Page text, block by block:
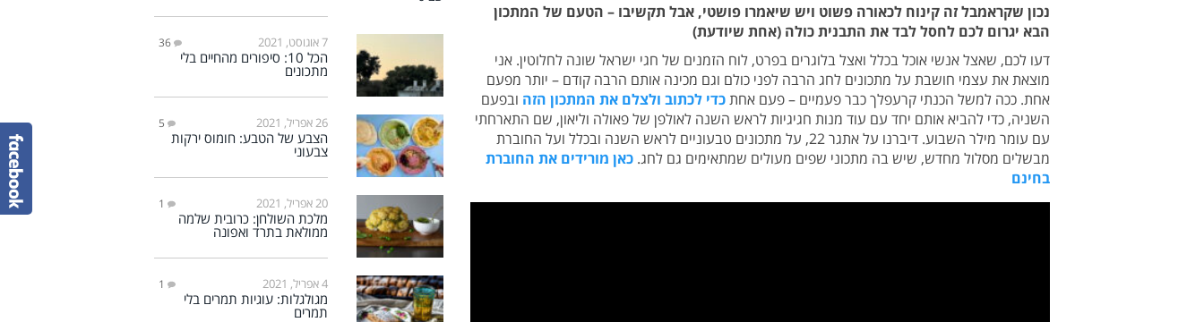
נכון שקראמבל זה קינוח לכאורה פשוט ויש שיאמרו פושטי, אבל תקשיבו – הטעם של המתכון
הבא יגרום לכם לחסל לבד את התבנית כולה (אחת שיודעת)
דעו לכם, שאצל אנשי אוכל בכלל ואצל בלוגרים בפרט, לוח הזמנים של חגי ישראל שונה לחלוטין. אני
מוצאת את עצמי חושבת על מתכונים לחג הרבה לפני כולם וגם מכינה אותם הרבה קודם – יותר מפעם
אחת. ככה למשל הכנתי קרעפלך כבר פעמיים – פעם אחתכדי לכתוב ולצלם את המתכון הזה ובפעם
השניה, כדי להביא אותם יחד עם עוד מנות חגיגיות לראש השנה לאולפן של פאולה וליאון, שם התארחתי
עם עומר מילר השבוע. דיברנו על אתגר 22, על מתכונים טבעוניים לראש השנה ובכלל ועל החוברת
מבשלים מסלול מחדש, שיש בה מתכוני שפים מעולים שמתאימים גם לחג. כאן מורידים את החוברת
בחינם
7 אוגוסט, 2021 36
הכל 10: סיפורים מהחיים בלי
מתכונים
26 אפריל, 2021 5
הצבע של הטבע: חומוס ירקות
צבעוני
20 אפריל, 2021 1
מלכת השולחן: כרובית שלמה
ממולאת בתרד ואפונה
4 אפריל, 2021 1
מגולגלות: עוגיות תמרים בלי
תמרים